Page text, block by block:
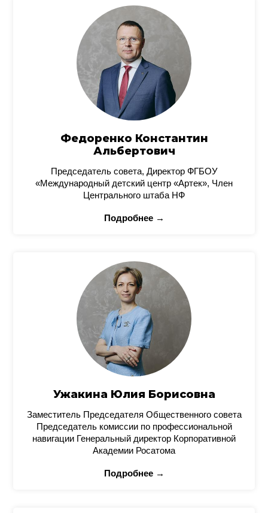
Федоренко Константин
Альбертович
Председатель совета, Директор ФГБОУ
«Международный детский центр «Артек», Член
Центрального штаба НФ
Подробнее →
Ужакина Юлия Борисовна
Заместитель Председателя Общественного совета
Председатель комиссии по профессиональной
навигации Генеральный директор Корпоративной
Академии Росатома
Подробнее →